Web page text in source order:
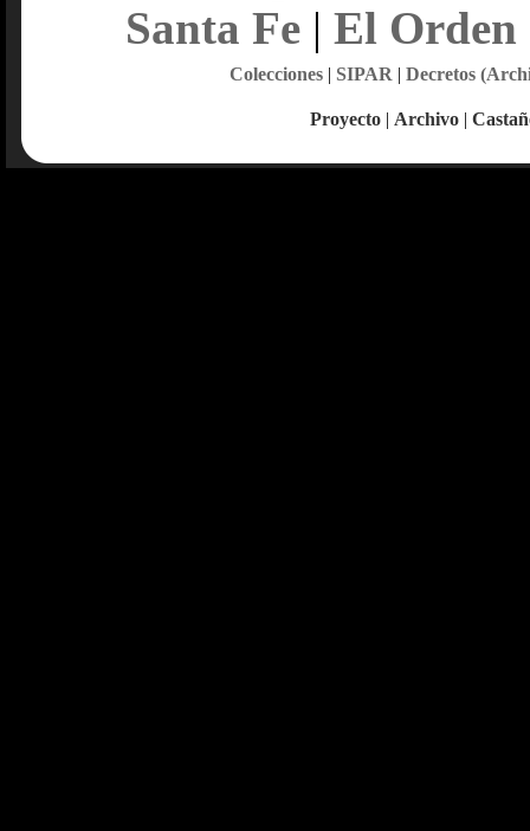
Santa Fe| El Orden
Colecciones| SIPAR | Decretos
Proyecto | Archivo |